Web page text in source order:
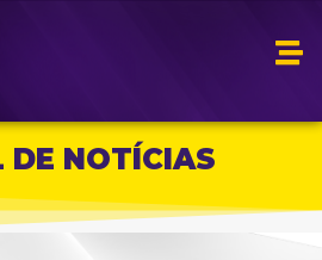
DE NOTÍCIAS